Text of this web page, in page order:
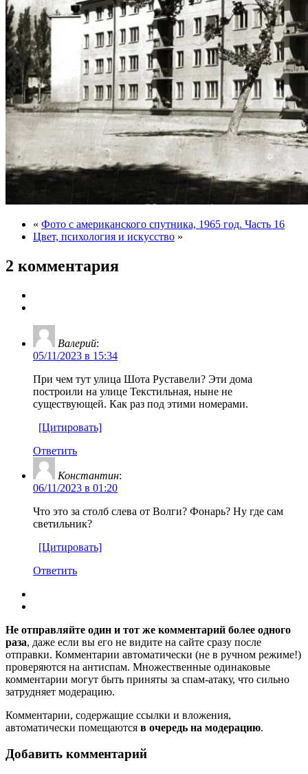
« Фото с американского спутника, 1965 год. Часть 16
Цвет, психология и искусство »
2 комментария
Валерий:
05/11/2023 в 15:34
При чем тут улица Шота Руставели? Эти дома
построили на улице Текстильная, ныне не
существующей. Как раз под этими номерами.
[Цитировать]
Ответить
Константин:
06/11/2023 в 01:20
Что это за столб слева от Волги? Фонарь? Ну где сам
светильник?
[Цитировать]
Ответить
Не отправляйте один и тот же комментарий более одного
раза, даже если вы его не видите на сайте сразу после
отправки. Комментарии автоматически (не в ручном режиме!)
проверяются на антиспам. Множественные одинаковые
комментарии могут быть приняты за спам-атаку, что сильно
затрудняет модерацию.
Комментарии, содержащие ссылки и вложения,
автоматически помещаются в очередь на модерацию.
Добавить комментарий